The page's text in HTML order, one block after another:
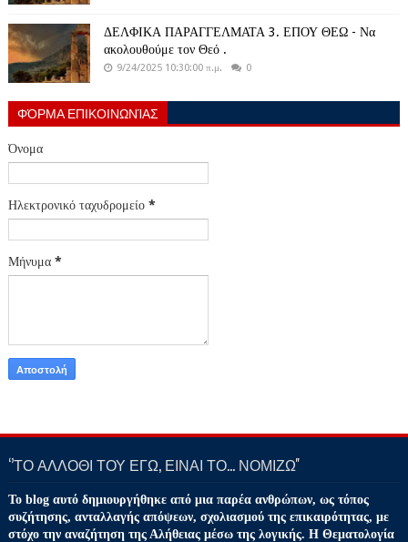
ΔΕΛΦΙΚΑ ΠΑΡΑΓΓΕΛΜΑΤΑ 3. ΕΠΟΥ ΘΕΩ - Να
ακολουθούμε τον Θεό .
9/24/2025 10:30:00 π.μ. 0
ΦΌΡΜΑ ΕΠΙΚΟΙΝΩΝΊΑΣ
Όνομα
Ηλεκτρονικό ταχυδρομείο *
Μήνυμα *
‘’ΤΟ ΑΛΛΟΘΙ ΤΟΥ ΕΓΩ, ΕΙΝΑΙ ΤΟ… ΝΟΜΙΖΩ''
Το blog αυτό δημιουργήθηκε από μια παρέα ανθρώπων, ως τόπος
συζήτησης, ανταλλαγής απόψεων, σχολιασμού της επικαιρότητας, με
στόχο την αναζήτηση της Αλήθειας μέσω της λογικής. Η Θεματολογία